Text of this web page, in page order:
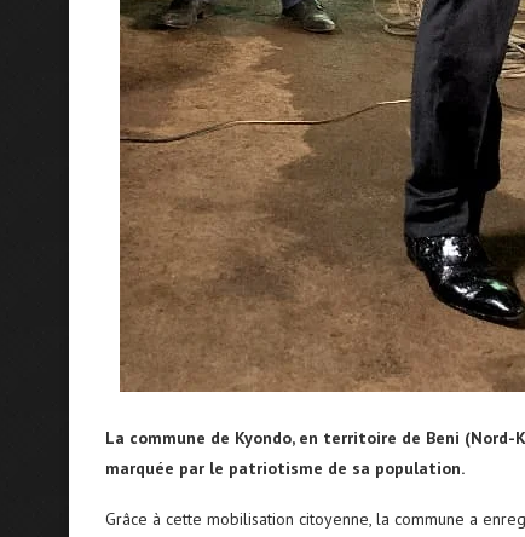
La commune de Kyondo, en territoire de Beni
marquée par le patriotisme de sa population.
Grâce à cette mobilisation citoyenne, la commune a